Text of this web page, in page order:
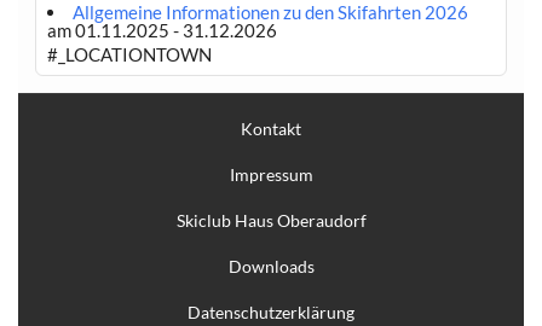
Allgemeine Informationen zu den Skifahrten 2026
am 01.11.2025 - 31.12.2026
#_LOCATIONTOWN
Kontakt
Impressum
Skiclub Haus Oberaudorf
Downloads
Datenschutzerklärung